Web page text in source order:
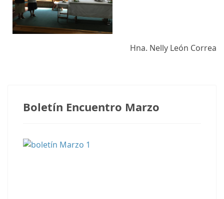
Hna. Nelly León Correa
Boletín Encuentro Marzo